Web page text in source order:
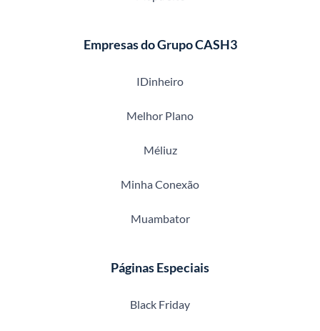
Empresas do Grupo CASH3
IDinheiro
Melhor Plano
Méliuz
Minha Conexão
Muambator
Páginas Especiais
Black Friday